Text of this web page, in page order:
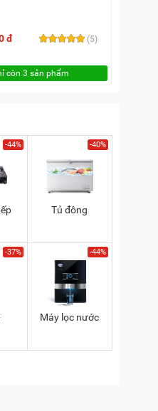
(5)
đ
còn 3 sản phẩm
-44% -40%
Tủ đông
-37% -44%
Máy lọc nước